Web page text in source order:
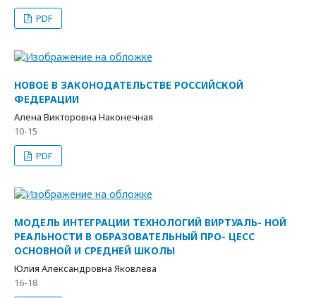
PDF
НОВОЕ В ЗАКОНОДАТЕЛЬСТВЕ РОССИЙСКОЙ
ФЕДЕРАЦИИ
Алена Викторовна Наконечная
10-15
PDF
МОДЕЛЬ ИНТЕГРАЦИИ ТЕХНОЛОГИЙ ВИРТУАЛЬ- НОЙ
РЕАЛЬНОСТИ В ОБРАЗОВАТЕЛЬНЫЙ ПРО- ЦЕСС
ОСНОВНОЙ И СРЕДНЕЙ ШКОЛЫ
Юлия Александровна Яковлева
16-18